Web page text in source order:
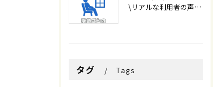
\リアルな利用者の声📣/
タグ Tags